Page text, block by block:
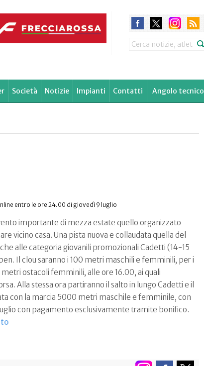
Search
Società Notizie Impianti Contatti Angolo tecnico
entro le ore 24.00 di giovedì 9 luglio
importante di mezza estate quello organizzato
vicino casa. Una pista nuova e collaudata quella del
alle categoria giovanili promozionali Cadetti (14-15
Il clou saranno i 100 metri maschili e femminili, per i
ostacoli femminili, alle ore 16.00, ai quali
Alla stessa ora partiranno il salto in lungo Cadetti e il
con la marcia 5000 metri maschile e femminile, con
con pagamento esclusivamente tramite bonifico.